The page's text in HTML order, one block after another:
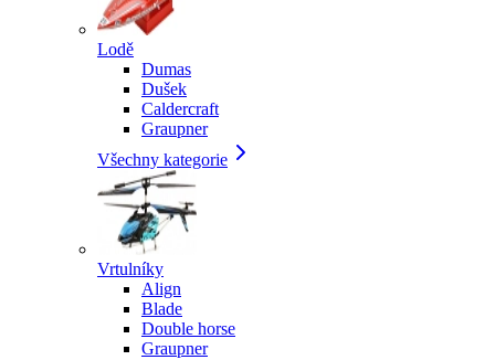
Lodě
Dumas
Dušek
Caldercraft
Graupner
Všechny kategorie
Vrtulníky
Align
Blade
Double horse
Graupner